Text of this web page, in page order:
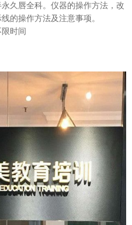
久唇全科。仪器的操作方法，改
的操作方法及注意事项。
时间